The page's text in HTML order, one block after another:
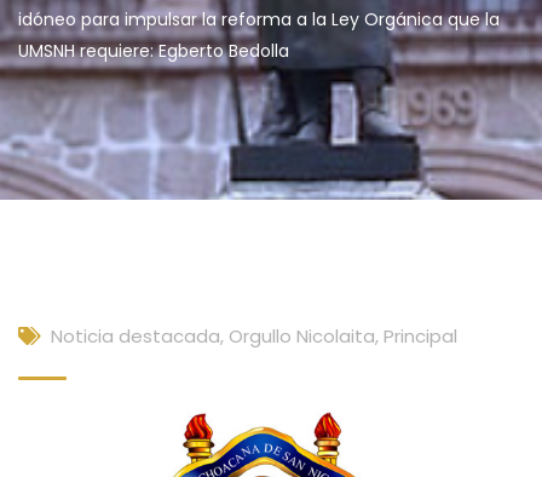
idóneo para impulsar la reforma a la Ley Orgánica que la
UMSNH requiere: Egberto Bedolla
Noticia destacada, Orgullo Nicolaita, Principal